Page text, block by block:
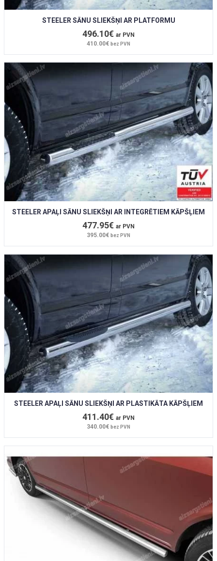
STEELER SĀNU SLIEKŠŅI AR PLATFORMU
496.10€ ar PVN
410.00€ bez PVN
STEELER APAĻI SĀNU SLIEKŠŅI AR INTEGRĒTIEM KĀPŠĻIEM
477.95€ ar PVN
395.00€ bez PVN
STEELER APAĻI SĀNU SLIEKŠŅI AR PLASTIKĀTA KĀPŠĻIEM
411.40€ ar PVN
340.00€ bez PVN